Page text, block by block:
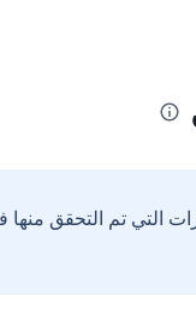
التي تم التحقق